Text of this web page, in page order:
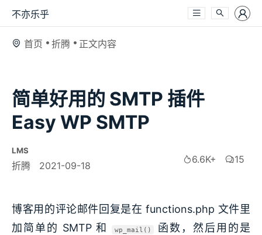
不亦乐乎
首页 折腾 正文内容
简单好用的 SMTP 插件
Easy WP SMTP
LMS
折腾 2021-09-18
6.6K+ 15
博客用的评论邮件回复是在 functions.php 文件里
加简单的 SMTP 和
wp_mail()
函数，然后用的是